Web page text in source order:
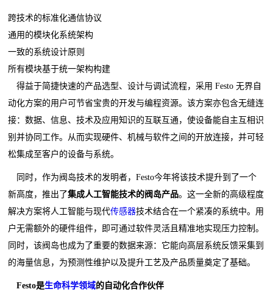
跨技术的标准化通信协议
通用的模块化系统架构
一致的系统设计原则
所有模块基于统一架构构建
得益于简捷快速的产品选型、设计与调试流程，采用 Festo 无界自
动化方案的用户可节省宝贵的开发与编程资源。该方案亦包含无缝连
接：数据、信息、技术及应用知识的互联互通，使设备能自主互相识
别并协同工作。从而实现硬件、机械与软件之间的开放连接，并可轻
松集成至客户的设备与系统。
同时，作为阀岛技术的发明者，Festo今年将该技术提升到了一个
新高度，推出了集成人工智能技术的阀岛产品。这一全新的高级程度
解决方案将人工智能与现代传感器技术结合在一个紧凑的系统中。用
户无需额外的硬件组件，即可通过软件灵活且精准地实现压力控制。
同时，该阀岛也成为了重要的数据来源：它能向高层系统反馈采集到
的海量信息，为预测性维护以及提升工艺及产品质量奠定了基础。
Festo是生命科学领域的自动化合作伙伴